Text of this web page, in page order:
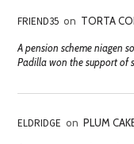
FRIEND35 on TORTA
A pension scheme niagen
Padilla won the support of
ELDRIDGE on PLUM